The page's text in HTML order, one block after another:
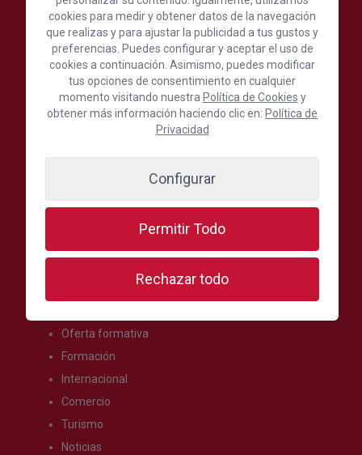
Cámara Oficial de Comercio, Industria,
Servicios y Navegación de Gran Canaria
C./ León y Castillo, 24, 1ª Planta, 35003 Las Palmas de
Gran Canaria, España
Síguenos en:
Oferta formativa
Formación
Internacional
Comercio
Turismo
Noticias
cookies para medir y obtener datos de la navegación
que realizas y para ajustar la publicidad a tus gustos y
preferencias. Puedes configurar y aceptar el uso de
cookies a continuación. Asimismo, puedes modificar
tus opciones de consentimiento en cualquier
momento visitando nuestra Política de Cookies y
obtener más información haciendo clic en: Política de
Privacidad
Configurar
Permitir Todo
Rechazar todo